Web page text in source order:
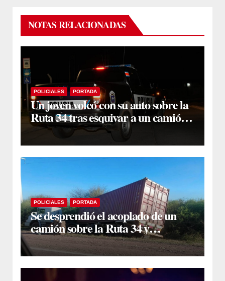
NOTAS RELACIONADAS
POLICIALES PORTADA
Un joven volcó con su auto sobre la
Ruta 34 tras esquivar a un camión
que se cruzó de carril
POLICIALES PORTADA
Se desprendió el acoplado de un
camión sobre la Ruta 34 y
camioneros se unieron para
retirarlo